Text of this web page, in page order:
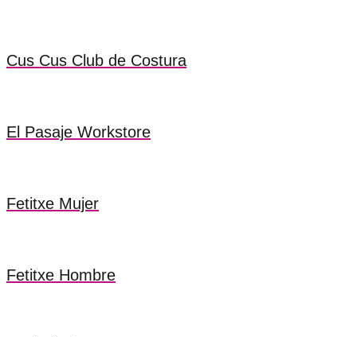
Cus Cus Club de Costura
El Pasaje Workstore
Fetitxe Mujer
Fetitxe Hombre